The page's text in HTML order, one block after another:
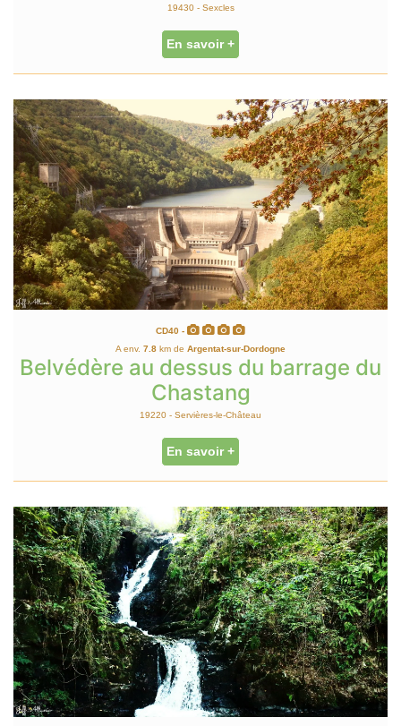
19430 - Sexcles
En savoir +
CD40 -
A env. 7.8 km de Argentat-sur-Dordogne
Belvédère au dessus du barrage du
Chastang
19220 - Servières-le-Château
En savoir +